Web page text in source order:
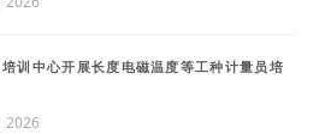
训中心开展长度电磁温度等工种计量员培
2026